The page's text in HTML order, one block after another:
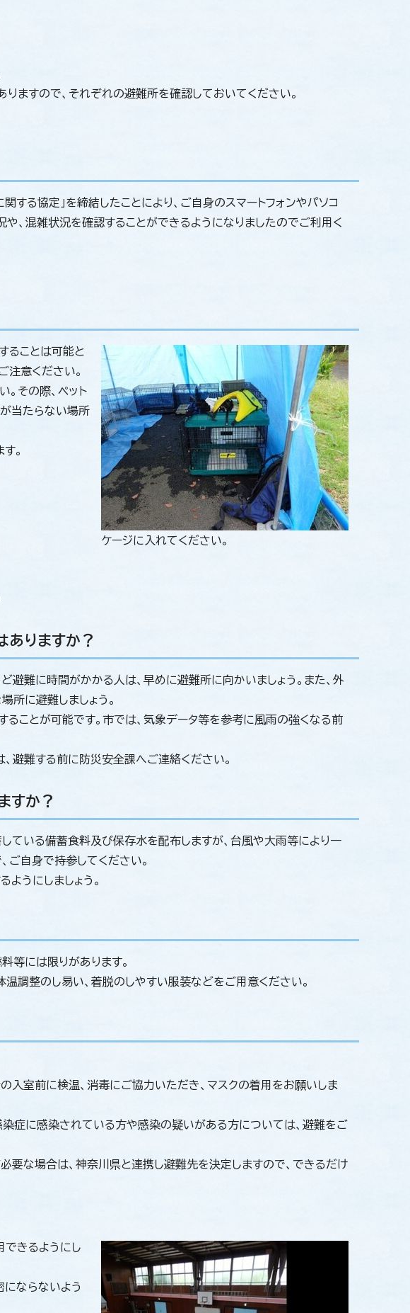
ますので、それぞれの避難所を確認しておいてください。
る協定」を締結したことにより、ご自身のスマートフォンやパソコ
や、混雑状況を確認することができるようになりましたのでご利用く
ケージに入れてください。
ることは可能と
注意ください。
その際、ペット
当たらない場所
。
ありますか？
避難に時間がかかる人は、早めに避難所に向かいましょう。また、外
所に避難しましょう。
ことが可能です。市では、気象データ等を参考に風雨の強くなる前
避難する前に防災安全課へご連絡ください。
すか？
ている備蓄食料及び保存水を配布しますが、台風や大雨等により一
ご自身で持参してください。
うにしましょう。
等には限りがあります。
調整のし易い、着脱のしやすい服装などをご用意ください。
入室前に検温、消毒にご協力いただき、マスクの着用をお願いしま
症に感染されている方や感染の疑いがある方については、避難をご
な場合は、神奈川県と連携し避難先を決定しますので、できるだけ
できるようにし
ならないよう